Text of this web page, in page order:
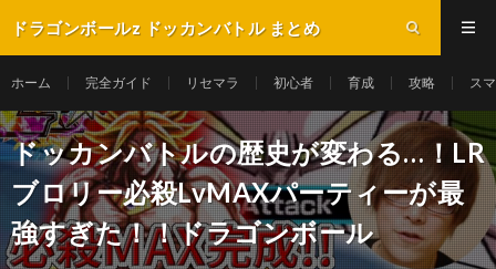
ドラゴンボールz ドッカンバトル まとめ
ホーム 完全ガイド リセマラ 初心者 育成 攻略 ス
ドッカンバトルの歴史が変わる…！LR
ブロリー必殺LvMAXパーティーが最
強すぎた！！ドラゴンボール